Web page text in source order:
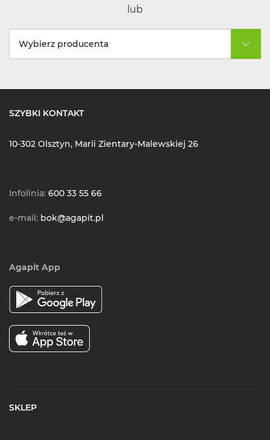
lub
Wybierz producenta
SZYBKI KONTAKT
10-302 Olsztyn, Marii Zientary-Malewskiej 26
Infolinia: 600 33 55 66
e-mail: bok@agapit.pl
Agapit App
SKLEP